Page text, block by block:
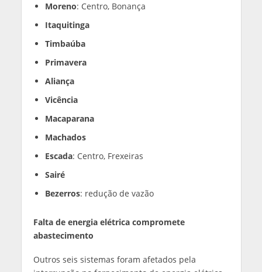
Moreno: Centro, Bonança
Itaquitinga
Timbaúba
Primavera
Aliança
Vicência
Macaparana
Machados
Escada: Centro, Frexeiras
Sairé
Bezerros: redução de vazão
Falta de energia elétrica compromete
abastecimento
Outros seis sistemas foram afetados pela